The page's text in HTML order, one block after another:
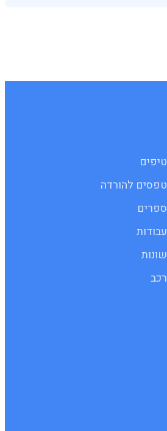
טיפים
טפסים להורדה
ספרים
עבודות
שונות
רכב